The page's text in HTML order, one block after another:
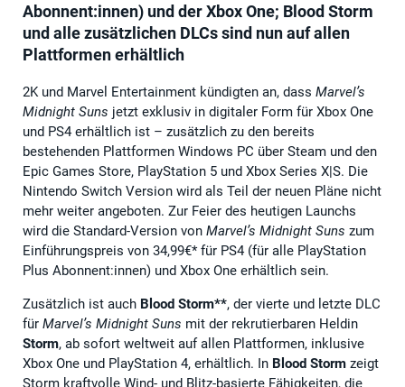
Abonnent:innen) und der Xbox One; Blood Storm
und alle zusätzlichen DLCs sind nun auf allen
Plattformen erhältlich
2K und Marvel Entertainment kündigten an, dass Marvel’s
Midnight Suns jetzt exklusiv in digitaler Form für Xbox One
und PS4 erhältlich ist – zusätzlich zu den bereits
bestehenden Plattformen Windows PC über Steam und den
Epic Games Store, PlayStation 5 und Xbox Series X|S. Die
Nintendo Switch Version wird als Teil der neuen Pläne nicht
mehr weiter angeboten. Zur Feier des heutigen Launchs
wird die Standard-Version von Marvel’s Midnight Suns zum
Einführungspreis von 34,99€* für PS4 (für alle PlayStation
Plus Abonnent:innen) und Xbox One erhältlich sein.
Zusätzlich ist auch Blood Storm**, der vierte und letzte DLC
für Marvel’s Midnight Suns mit der rekrutierbaren Heldin
Storm, ab sofort weltweit auf allen Plattformen, inklusive
Xbox One und PlayStation 4, erhältlich. In Blood Storm zeigt
Storm kraftvolle Wind- und Blitz-basierte Fähigkeiten, die